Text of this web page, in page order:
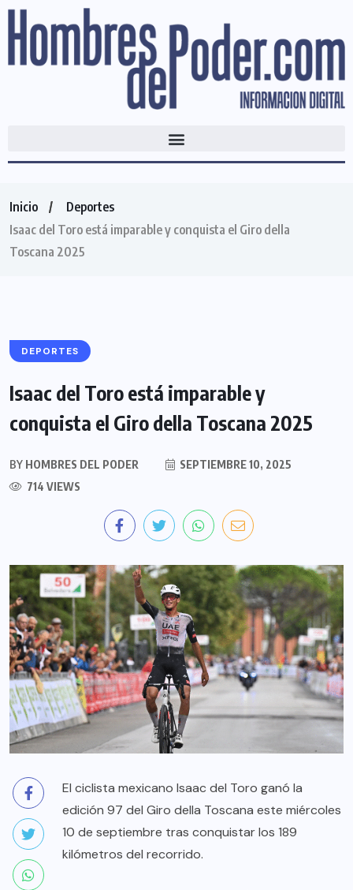
Inicio
Deportes
Isaac del Toro está imparable y conquista el Giro della
Toscana 2025
DEPORTES
Isaac del Toro está imparable y
conquista el Giro della Toscana 2025
BY HOMBRES DEL PODER
SEPTIEMBRE 10, 2025
714 VIEWS
El ciclista mexicano Isaac del Toro ganó la
edición 97 del Giro della Toscana este miércoles
10 de septiembre tras conquistar los 189
kilómetros del recorrido.